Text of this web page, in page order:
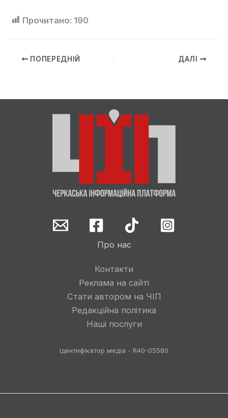
Прочитано: 190
ПОПЕРЕДНІЙ ДАЛІ
Про нас
Контакти
Реклама на сайті
Стати автором на ЧІП
Редакційна політика
Наші послуги
Ідентифікатор медіа - R40-05580